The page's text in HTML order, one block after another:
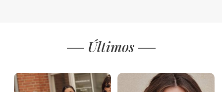
Últimos